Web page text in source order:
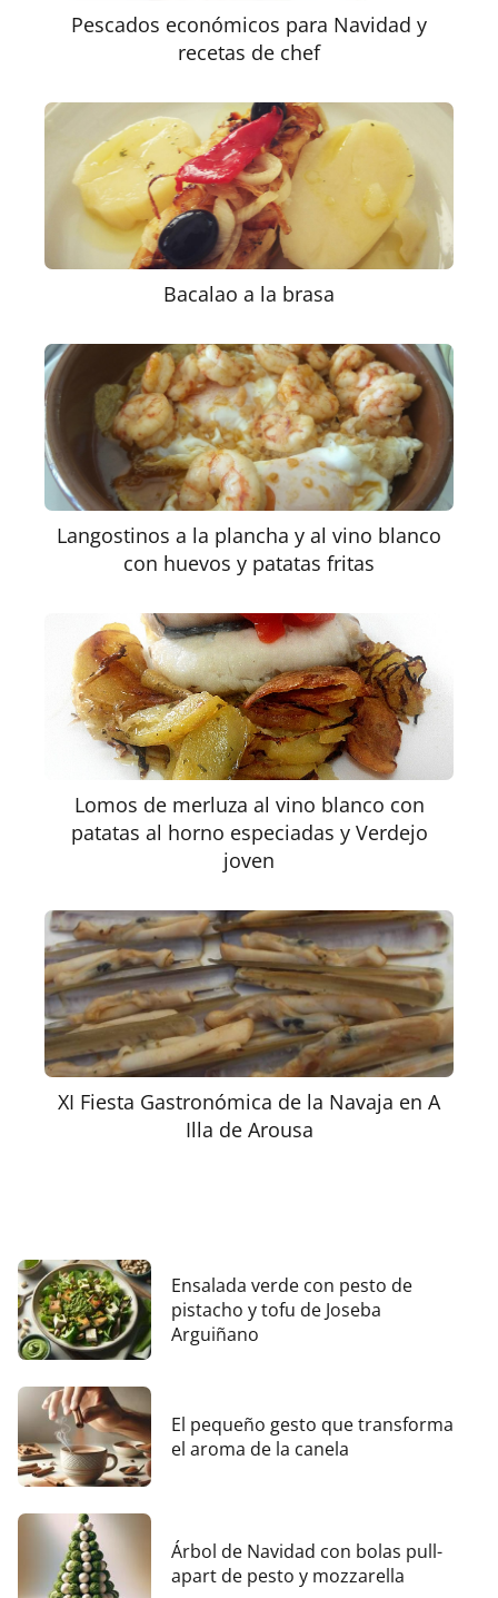
Pescados económicos para Navidad y
recetas de chef
Bacalao a la brasa
Langostinos a la plancha y al vino blanco
con huevos y patatas fritas
Lomos de merluza al vino blanco con
patatas al horno especiadas y Verdejo
joven
XI Fiesta Gastronómica de la Navaja en A
Illa de Arousa
Ensalada verde con pesto de
pistacho y tofu de Joseba
Arguiñano
El pequeño gesto que transforma
el aroma de la canela
Árbol de Navidad con bolas pull-
apart de pesto y mozzarella